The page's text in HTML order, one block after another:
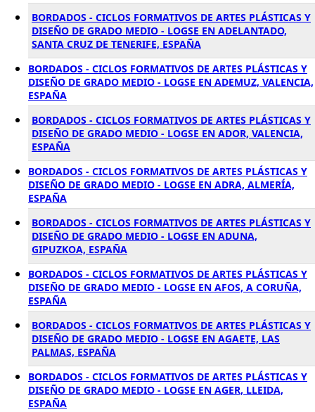
BORDADOS - CICLOS FORMATIVOS DE ARTES PLÁSTICAS Y
DISEÑO DE GRADO MEDIO - LOGSE EN ADELANTADO,
SANTA CRUZ DE TENERIFE, ESPAÑA
BORDADOS - CICLOS FORMATIVOS DE ARTES PLÁSTICAS Y
DISEÑO DE GRADO MEDIO - LOGSE EN ADEMUZ, VALENCIA,
ESPAÑA
BORDADOS - CICLOS FORMATIVOS DE ARTES PLÁSTICAS Y
DISEÑO DE GRADO MEDIO - LOGSE EN ADOR, VALENCIA,
ESPAÑA
BORDADOS - CICLOS FORMATIVOS DE ARTES PLÁSTICAS Y
DISEÑO DE GRADO MEDIO - LOGSE EN ADRA, ALMERÍA,
ESPAÑA
BORDADOS - CICLOS FORMATIVOS DE ARTES PLÁSTICAS Y
DISEÑO DE GRADO MEDIO - LOGSE EN ADUNA,
GIPUZKOA, ESPAÑA
BORDADOS - CICLOS FORMATIVOS DE ARTES PLÁSTICAS Y
DISEÑO DE GRADO MEDIO - LOGSE EN AFOS, A CORUÑA,
ESPAÑA
BORDADOS - CICLOS FORMATIVOS DE ARTES PLÁSTICAS Y
DISEÑO DE GRADO MEDIO - LOGSE EN AGAETE, LAS
PALMAS, ESPAÑA
BORDADOS - CICLOS FORMATIVOS DE ARTES PLÁSTICAS Y
DISEÑO DE GRADO MEDIO - LOGSE EN AGER, LLEIDA,
ESPAÑA